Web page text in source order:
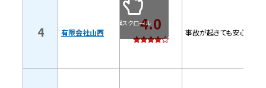
特徴
問い合わせ時の基本情報
4 有限会社山西 4.0 事故が起きても安心！損
横スクロール